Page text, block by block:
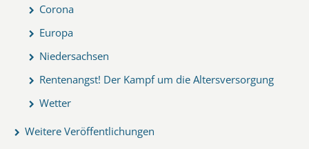
Corona
Europa
Niedersachsen
Rentenangst! Der Kampf um die Altersversorgung
Wetter
Weitere Veröffentlichungen